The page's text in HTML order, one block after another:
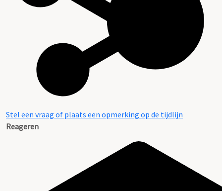
Stel een vraag of plaats een opmerking op de tijdlijn
Reageren